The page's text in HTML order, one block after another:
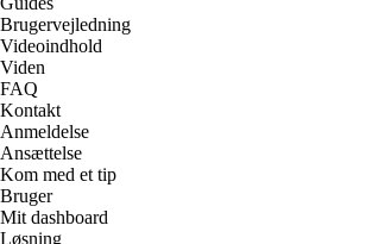
Brugervejledning
Videoindhold
Viden
FAQ
Kontakt
Anmeldelse
Ansættelse
Kom med et tip
Bruger
Mit dashboard
Løsning